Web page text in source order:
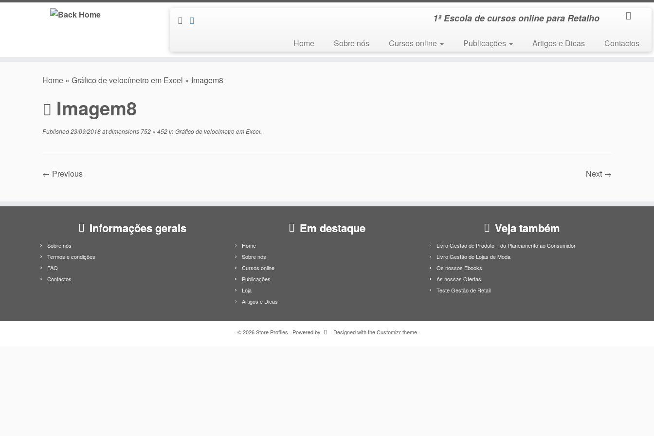
Skip
1ª Escola de cursos online para Retalho
Home Sobre nós Cursos online Publicações Artigos e Dicas Contactos
Home » Gráfico de velocímetro em Excel » Imagem8
Imagem8
Published23/09/2018at dimensions 752 × 452inGráfico de velocímetro em Excel.
← Previous Next →
Informações gerais
Sobre nós
Termos e condições
FAQ
Contactos
Em destaque
Home
Sobre nós
Cursos online
Publicações
Loja
Artigos e Dicas
Veja também
Livro Gestão de Produto – do Planeamento ao Consumidor
Livro Gestão de Lojas de Moda
Os nossos Ebooks
As nossas Ofertas
Teste Gestão de Retail
· © 2026 Store Profiles · Powered by · Designed with theCustomizr theme·